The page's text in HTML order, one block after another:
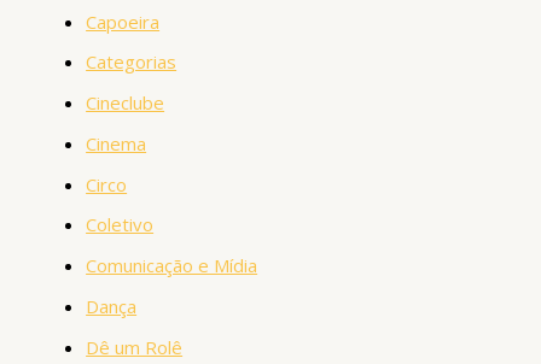
Capoeira
Categorias
Cineclube
Cinema
Circo
Coletivo
Comunicação e Mídia
Dança
Dê um Rolê